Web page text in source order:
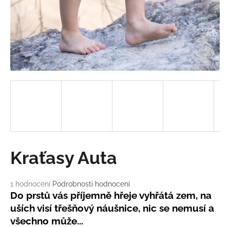
Průměrné
hodnocení
produktu
je
5,0
1 hodnocení Podrobnosti hodnocení
Kraťasy Auta
Do prstů vás příjemně hřeje vyhřátá zem, na
uších visí třešňový náušnice, nic se nemusí a
všechno může...
a
í
t
?
D
p
o
r
u